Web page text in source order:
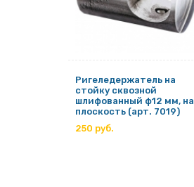
Ригеледержатель на
стойку сквозной
шлифованный ф12 мм, на
плоскость (арт. 7019)
250 руб.